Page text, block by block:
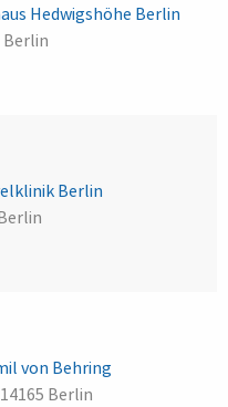
Hedwigshöhe Berlin
Berlin
Berlin
von Behring
Berlin